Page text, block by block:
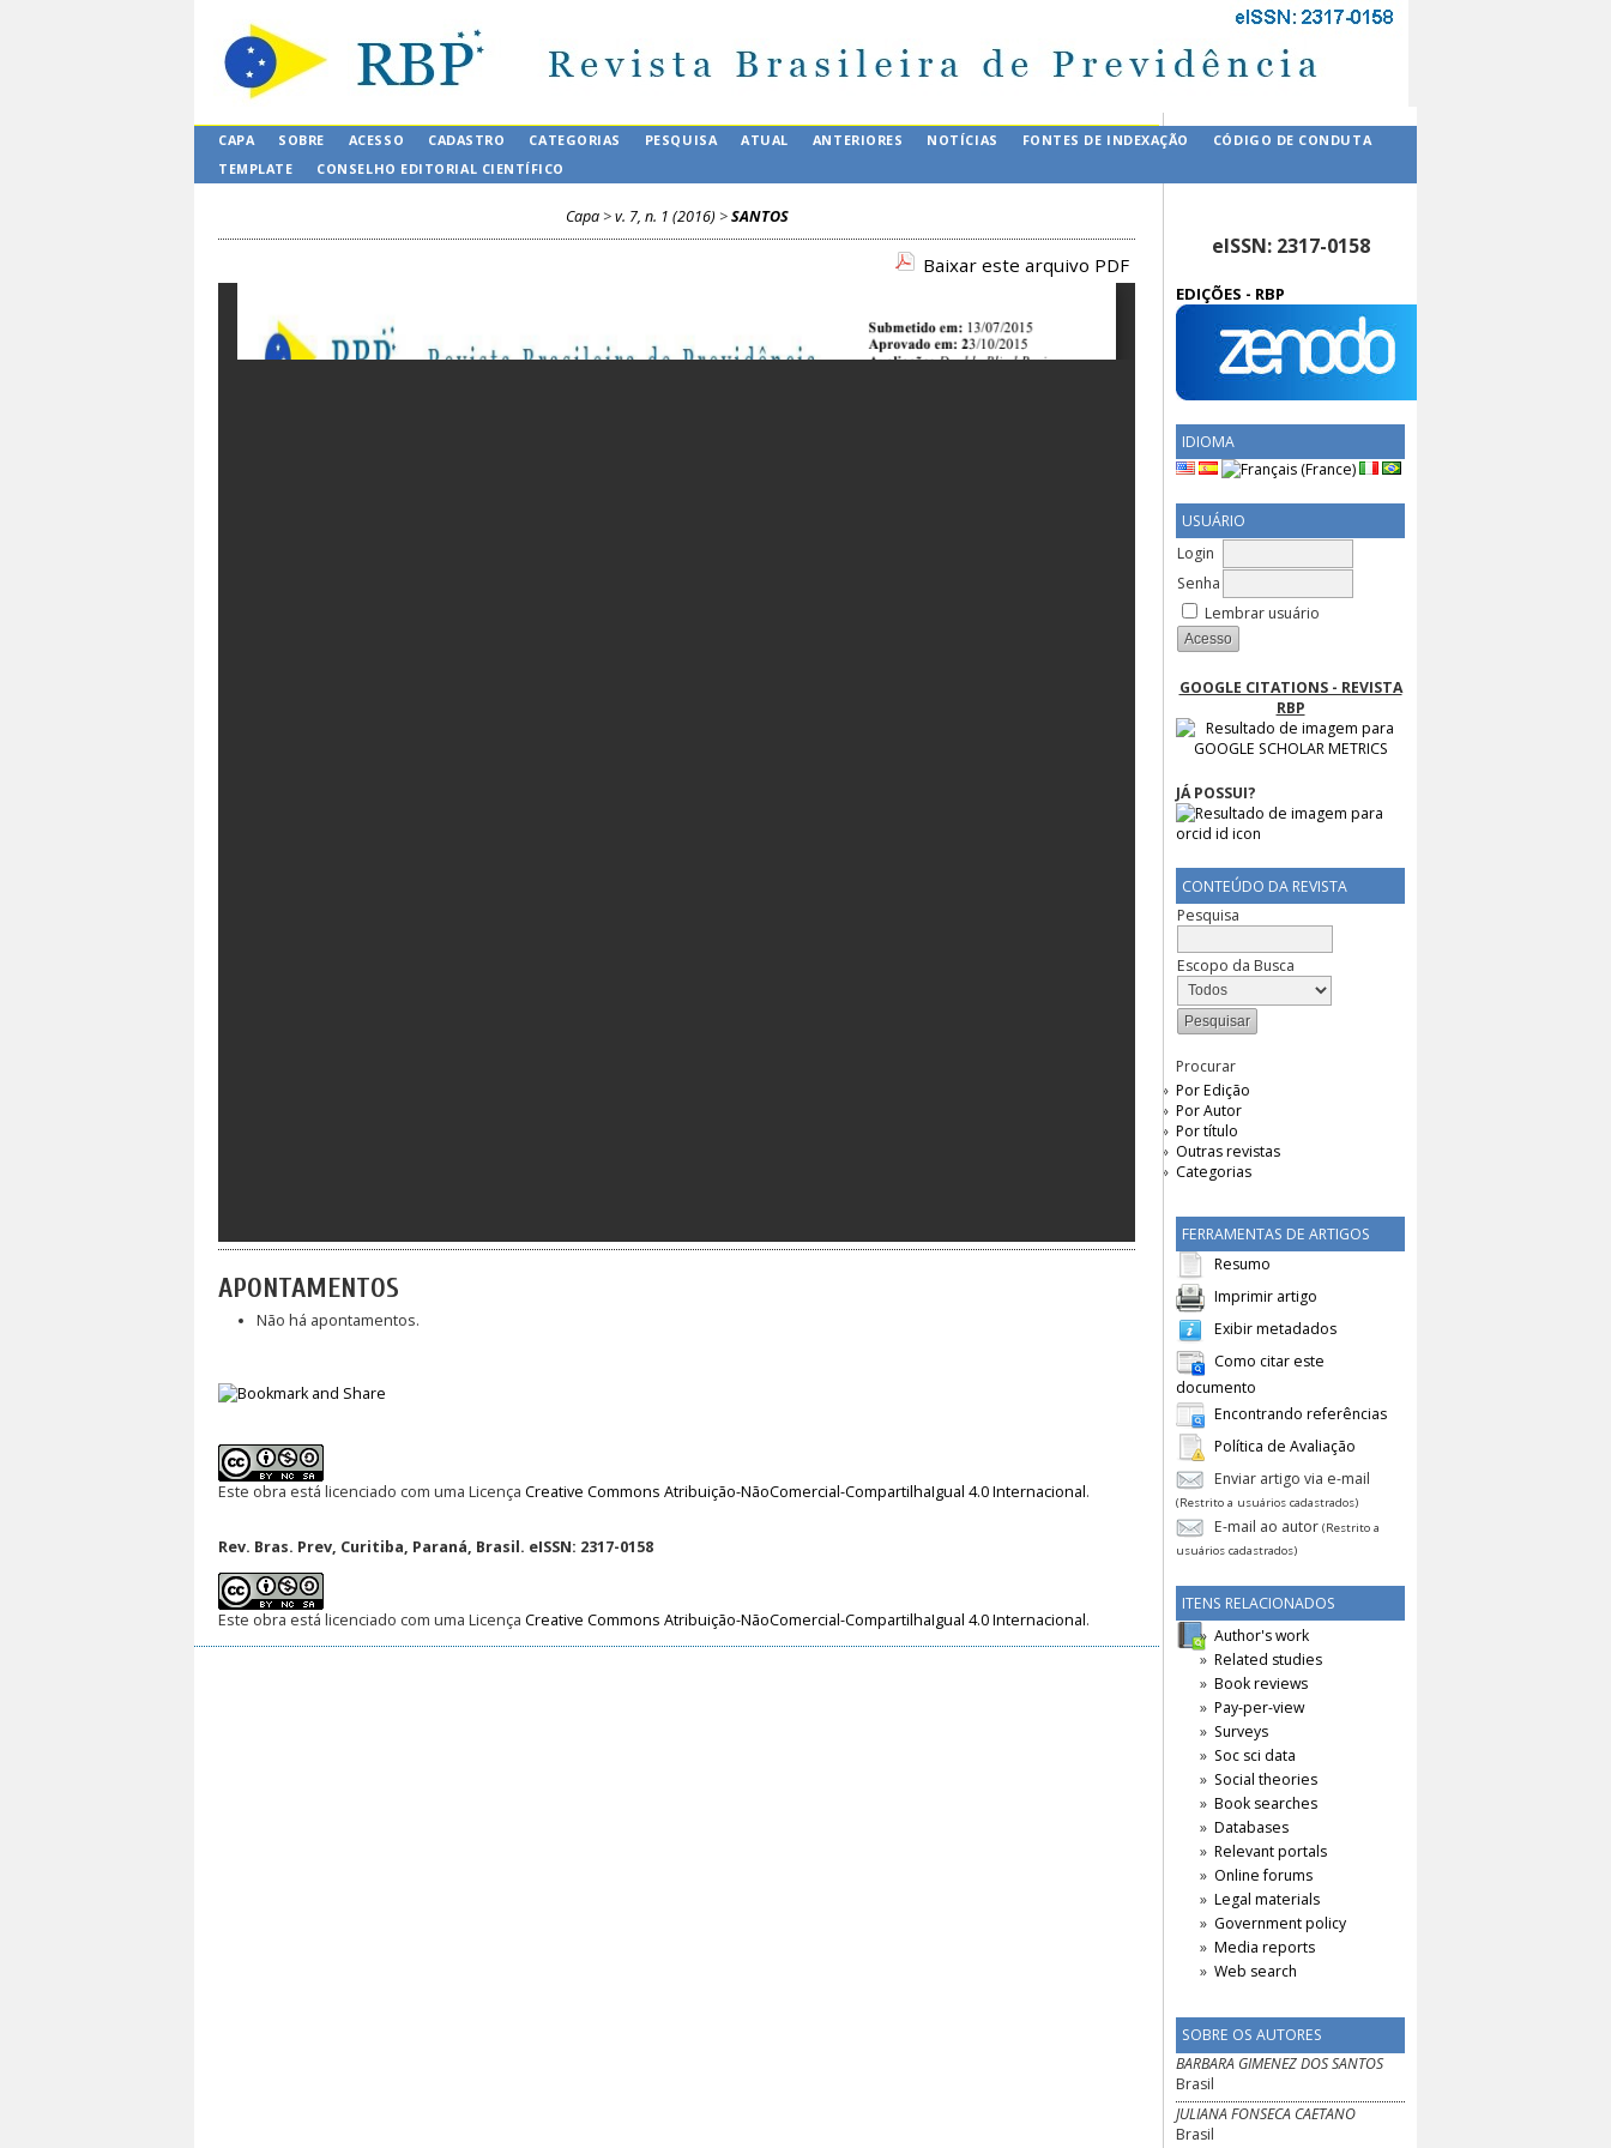
eISSN: 2317-0158
EDIÇÕES - RBP
IDIOMA
USUÁRIO
Login
Senha
Lembrar usuário
GOOGLE CITATIONS - REVISTA
RBP
JÁ POSSUI?
CONTEÚDO DA REVISTA
Pesquisa
Escopo da Busca
Procurar
Por Edição
Por Autor
Por título
Outras revistas
Categorias
FERRAMENTAS DE ARTIGOS
Resumo
Imprimir artigo
Exibir metadados
Como citar este
documento
Encontrando referências
Política de Avaliação
Enviar artigo via e-mail
(Restrito a usuários cadastrados)
E-mail ao autor (Restrito a
usuários cadastrados)
ITENS RELACIONADOS
Author's work
Related studies
Book reviews
Pay-per-view
Surveys
Soc sci data
Social theories
Book searches
Databases
Relevant portals
Online forums
Legal materials
Government policy
Media reports
Web search
SOBRE OS AUTORES
BARBARA GIMENEZ DOS SANTOS
Brasil
JULIANA FONSECA CAETANO
Brasil
CAPA SOBRE ACESSO CADASTRO CATEGORIAS PESQUISA ATUAL ANTERIORES NOTÍCIAS FONTES DE INDEXAÇÃO
CÓDIGO DE CONDUTA
TEMPLATE
CONSELHO EDITORIAL CIENTÍFICO
Capa>v. 7, n. 1 (2016) >SANTOS
Baixar este arquivo PDF
APONTAMENTOS
Não há apontamentos.
Este obra está licenciado com uma Licença Creative Commons Atribuição-NãoComercial-CompartilhaIgual 4.0 Internacional.
Rev. Bras. Prev, Curitiba, Paraná, Brasil. eISSN: 2317-0158
Este obra está licenciado com uma Licença Creative Commons Atribuição-NãoComercial-CompartilhaIgual 4.0 Internacional.